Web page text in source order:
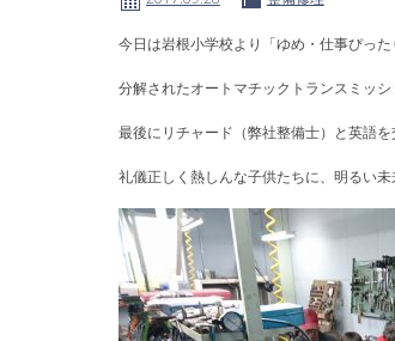
今日は岩根小学校より「ゆめ・仕事ぴっ
分解されたオートマチックトランスミッ
最後にリチャード（弊社整備士）と英語
礼儀正しく熱しんな子供たちに、明るい